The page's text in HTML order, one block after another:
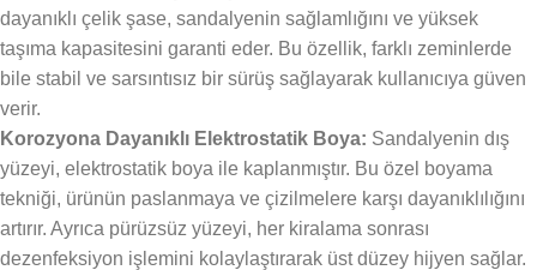
dayanıklı çelik şase, sandalyenin sağlamlığını ve yüksek
taşıma kapasitesini garanti eder. Bu özellik, farklı zeminlerde
bile stabil ve sarsıntısız bir sürüş sağlayarak kullanıcıya güven
verir.
Korozyona Dayanıklı Elektrostatik Boya: Sandalyenin dış
yüzeyi, elektrostatik boya ile kaplanmıştır. Bu özel boyama
tekniği, ürünün paslanmaya ve çizilmelere karşı dayanıklılığını
artırır. Ayrıca pürüzsüz yüzeyi, her kiralama sonrası
dezenfeksiyon işlemini kolaylaştırarak üst düzey hijyen sağlar.